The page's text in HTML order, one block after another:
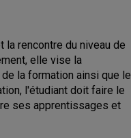
rencontre du niveau de
elle vise la
la formation ainsi que le
l'étudiant doit faire le
ses apprentissages et